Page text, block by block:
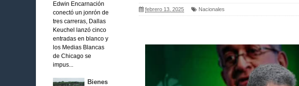
Edwin Encarnación
conectó un jonrón de
tres carreras, Dallas
Keuchel lanzó cinco
entradas en blanco y
los Medias Blancas
de Chicago se
impus...
Bienes
febrero 13, 2025 Nacionales